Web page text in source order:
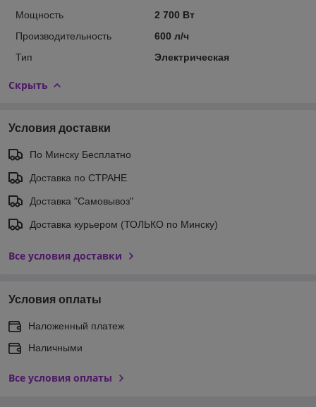
Мощность
2 700 Вт
Производительность
600 л/ч
Тип
Электрическая
Скрыть
Условия доставки
По Минску Бесплатно
Доставка по СТРАНЕ
Доставка "Самовывоз"
Доставка курьером (ТОЛЬКО по Минску)
Все условия доставки
Условия оплаты
Наложенный платеж
Наличными
Все условия оплаты